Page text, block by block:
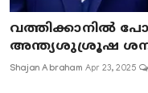
വത്തിക്കാനിൽ
അന്ത്യശുശ്രൂഷ
Shajan Abraham Apr 23, 2025